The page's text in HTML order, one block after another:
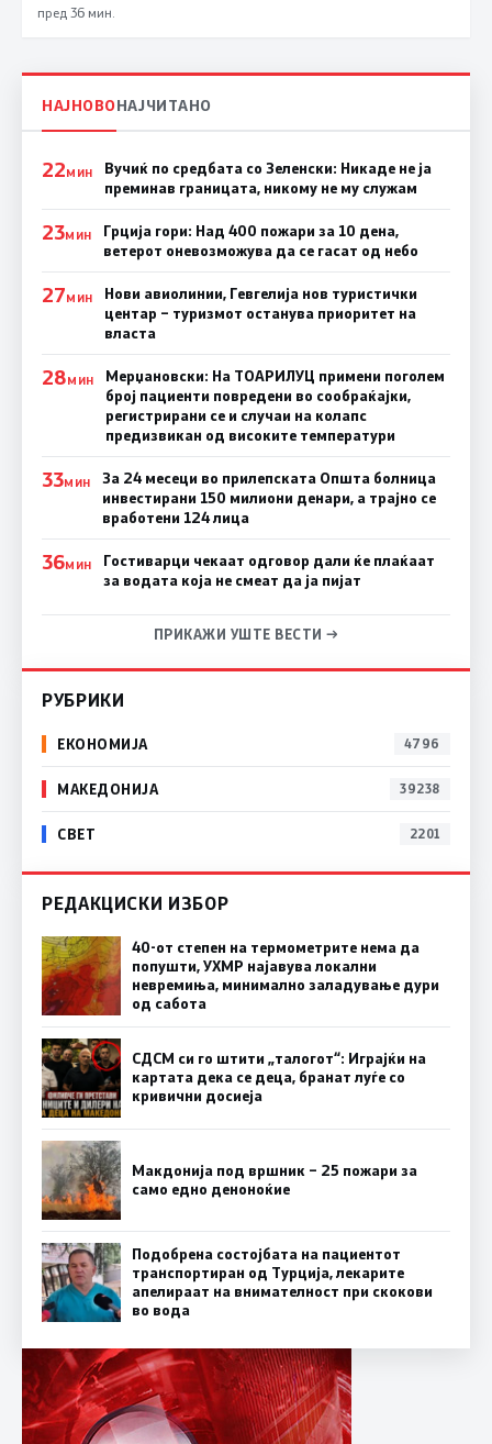
пред 36 мин.
НАЈНОВОНАЈЧИТАНО
22МИН
Вучиќ по средбата со Зеленски: Никаде не ја
преминав границата, никому не му служам
23МИН
Грција гори: Над 400 пожари за 10 дена,
ветерот оневозможува да се гасат од небо
27МИН
Нови авиолинии, Гевгелија нов туристички
центар – туризмот останува приоритет на
власта
28МИН
Мерџановски: На ТОАРИЛУЦ примени поголем
број пациенти повредени во сообраќајки,
регистрирани се и случаи на колапс
предизвикан од високите температури
33МИН
За 24 месеци во прилепската Општа болница
инвестирани 150 милиони денари, а трајно се
вработени 124 лица
36МИН
Гостиварци чекаат одговор дали ќе плаќаат
за водата која не смеат да ја пијат
ПРИКАЖИ УШТЕ ВЕСТИ →
РУБРИКИ
ЕКОНОМИЈА 4796
МАКЕДОНИЈА 39238
СВЕТ 2201
РЕДАКЦИСКИ ИЗБОР
40-от степен на термометрите нема да
попушти, УХМР најавува локални
невремиња, минимално заладување дури
од сабота
СДСМ си го штити „талогот“: Играјќи на
картата дека се деца, бранат луѓе со
кривични досиеја
Макдонија под вршник – 25 пожари за
само едно деноноќие
Подобрена состојбата на пациентот
транспортиран од Турција, лекарите
апелираат на внимателност при скокови
во вода